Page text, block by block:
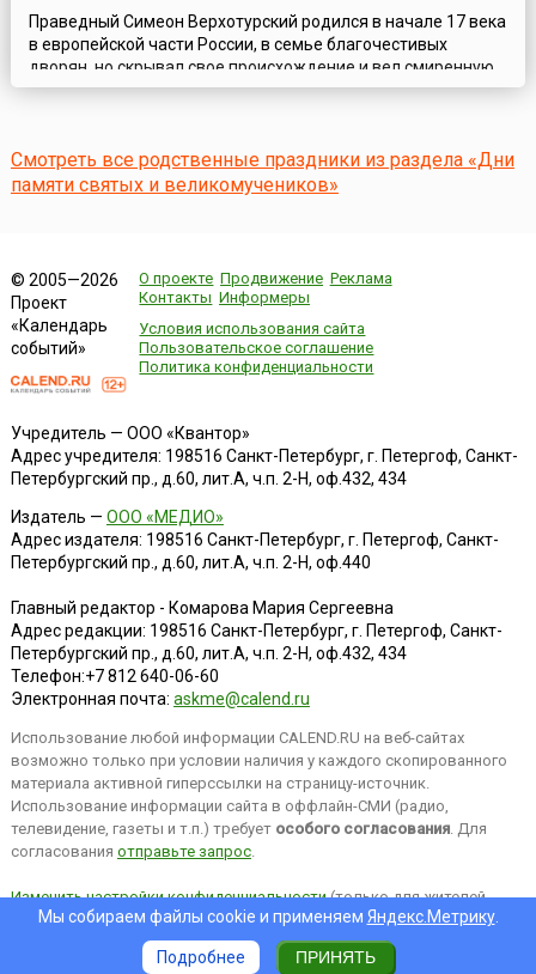
Праведный Симеон Верхотурский родился в начале 17 века
в европейской части России, в семье благочестивых
дворян, но скрывал свое происхождение и вел смиренную
жизнь бедняка. Он хорошо умел шить шубы и, обходя села,
работу, праведный Симеон оставлял ее незавершенной и
уходил от заказчиков. За это...
Смотреть все родственные праздники из раздела «Дни
памяти святых и великомучеников»
© 2005—2026
Проект
«Календарь
событий»
О проекте Продвижение Реклама
Контакты Информеры
Условия использования сайта
Пользовательское соглашение
Политика конфиденциальности
Учредитель — ООО «Квантор»
Адрес учредителя: 198516 Санкт-Петербург, г. Петергоф, Санкт-
Петербургский пр., д.60, лит.А, ч.п. 2-Н, оф.432, 434
Издатель — ООО «МЕДИО»
Адрес издателя: 198516 Санкт-Петербург, г. Петергоф, Санкт-
Петербургский пр., д.60, лит.А, ч.п. 2-Н, оф.440
Главный редактор - Комарова Мария Сергеевна
Адрес редакции: 198516 Санкт-Петербург, г. Петергоф, Санкт-
Петербургский пр., д.60, лит.А, ч.п. 2-Н, оф.432, 434
Телефон:+7 812 640-06-60
Электронная почта: askme@calend.ru
Использование любой информации CALEND.RU на веб-сайтах
возможно только при условии наличия у каждого скопированного
материала активной гиперссылки на страницу-источник.
Использование информации сайта в оффлайн-СМИ (радио,
телевидение, газеты и т.п.) требует особого согласования. Для
согласования отправьте запрос.
Изменить настройки конфиденциальности(только для жителей
EEA).Мы собираем файлы cookie и применяем Яндекс.Метрику.
Подробнее ПРИНЯТЬ